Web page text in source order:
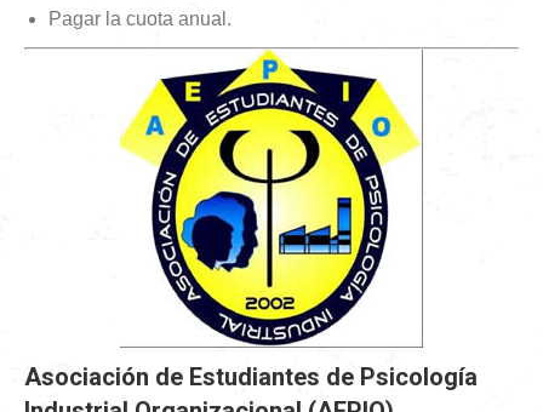
Pagar la cuota anual.
Asociación de Estudiantes de Psicología